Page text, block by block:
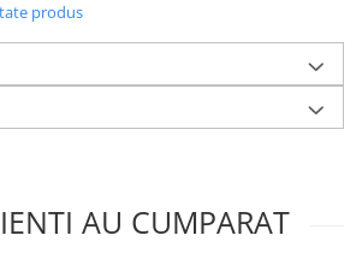
produs
AU CUMPARAT